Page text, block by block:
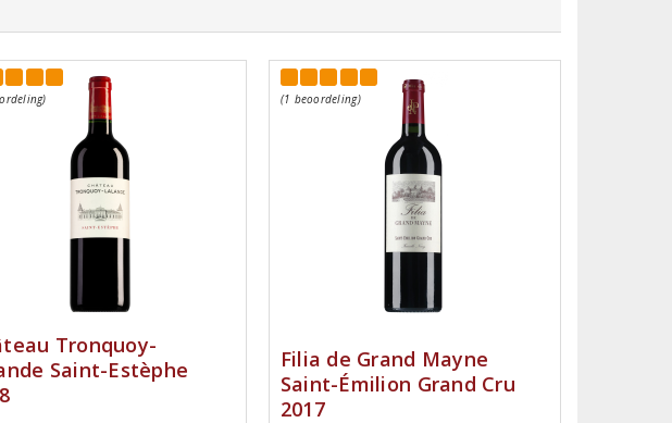
Tronquoy-
Saint-Estèphe
(1 beoordeling)
Filia de Grand Mayne
Saint-Émilion Grand Cru
2017